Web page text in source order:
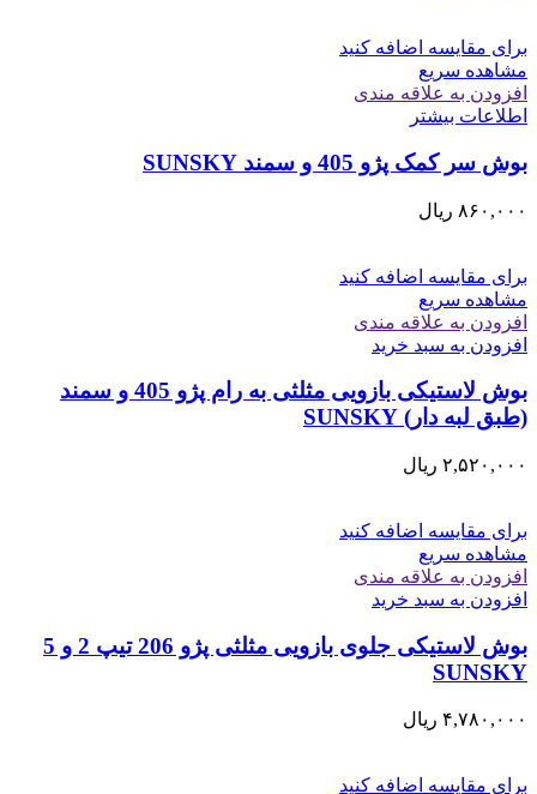
برای مقایسه اضافه کنید
مشاهده سریع
افزودن به علاقه مندی
اطلاعات بیشتر
بوش سر کمک پژو 405 و سمند SUNSKY
۸۶۰,۰۰۰ ریال
برای مقایسه اضافه کنید
مشاهده سریع
افزودن به علاقه مندی
افزودن به سبد خرید
بوش لاستیکی بازویی مثلثی به رام پژو 405 و سمند
(طبق لبه دار) SUNSKY
۲,۵۲۰,۰۰۰ ریال
برای مقایسه اضافه کنید
مشاهده سریع
افزودن به علاقه مندی
افزودن به سبد خرید
بوش لاستیکی جلوی بازویی مثلثی پژو 206 تیپ 2 و 5
SUNSKY
۴,۷۸۰,۰۰۰ ریال
برای مقایسه اضافه کنید